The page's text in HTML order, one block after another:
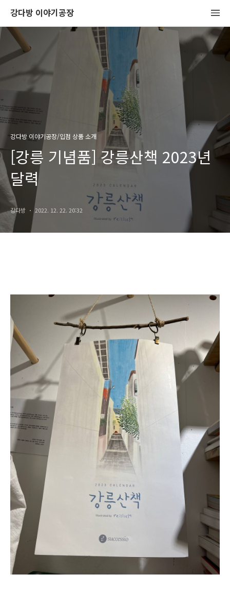
강다방 이야기공장
강다방 이야기공장/입점 상품 소개
[강릉 기념품] 강릉산책 2023년
달력
강다방 2022. 12. 22. 20:32